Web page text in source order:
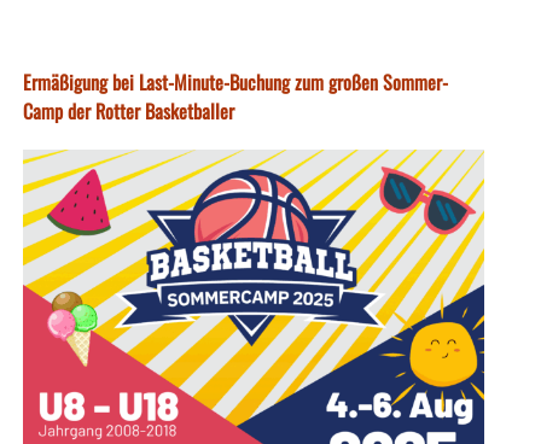
Ermäßigung bei Last-Minute-Buchung zum großen Sommer-
Camp der Rotter Basketballer